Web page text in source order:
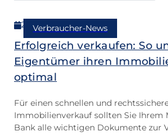
Verbraucher-News
28.05.2026
Erfolgreich verkaufen: So
Eigentümer ihren
optimal
Für einen schnellen und
Immobilienverkauf sollten Sie Ihrem
Bank alle wichtigen Dokumente zur